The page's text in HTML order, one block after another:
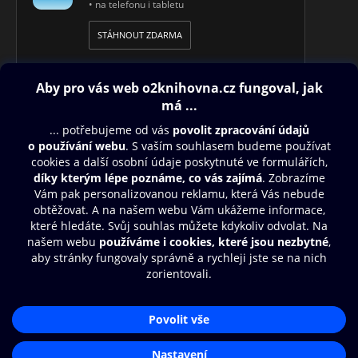
• na telefonu i tabletu
STÁHNOUT ZDARMA
Obsah ke stažení
Moje O2 Knihovna
Další zábava
© O2 Czech Republic a.s.
Přístupnost
Zásady zpracování osobních údajůAplikace O2 Knihovna